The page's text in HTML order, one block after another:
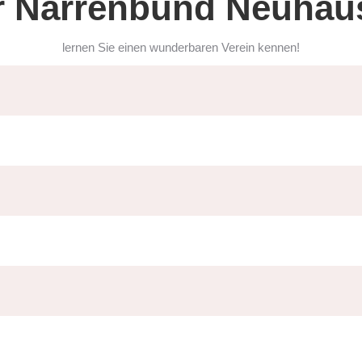
lernen Sie einen wunderbaren Verein kennen!